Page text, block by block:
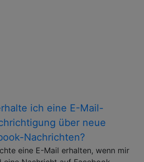
ich eine E-Mail-
über neue
Nachrichten?
eine E-Mail erhalten, wenn mir